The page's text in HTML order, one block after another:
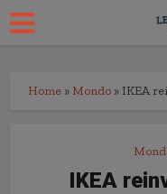
Home » Mondo » IKEA
IKEA